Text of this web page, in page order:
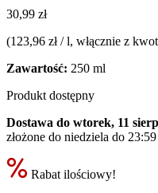
30,99 zł
(123,96 zł / l, włącznie z
Zawartość: 250 ml
Produkt dostępny
Dostawa do wtorek, 11
złożone do niedziela do
Rabat ilościowy!